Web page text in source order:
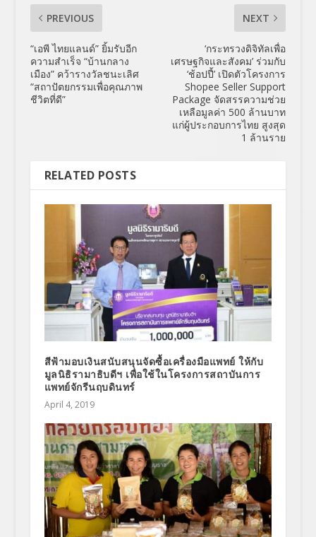
PREVIOUS
“เอพี ไทยแลนด์” ยิ้มรับอีก
ความสำเร็จ “บ้านกลาง
เมือง” คว้ารางวัลชนะเลิศ
“สถาปัตยกรรมเพื่อคุณภาพ
ชีวิตที่ดี”
NEXT
‘กระทรวงดิจิทัลเพื่อ
เศรษฐกิจและสังคม’ ร่วมกับ
‘ช้อปปี้’ เปิดตัวโครงการ
Shopee Seller Support
Package จัดสรรความช่วย
เหลือมูลค่า 500 ล้านบาท
แก่ผู้ประกอบการไทย สูงสุด
1 ล้านราย
RELATED POSTS
สีฟ้ามอบเงินสนับสนุนจัดซื้อเครื่องมือแพทย์ ให้กับ
มูลนิธิรามาธิบดีฯ เพื่อใช้ในโครงการสถาบันการ
แพทย์จักรีนฤบดินทร์
April 4, 2019